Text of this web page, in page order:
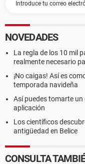
NOVEDADES
La regla de los 10 mil
realmente necesario
¡No caigas! Así es
temporada navideña
Así puedes tomarte
aplicación
Los científicos
antigüedad en Belice
CONSULTA